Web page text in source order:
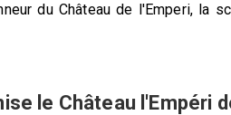
du Château de l'Emperi, la
le Château l'Empéri